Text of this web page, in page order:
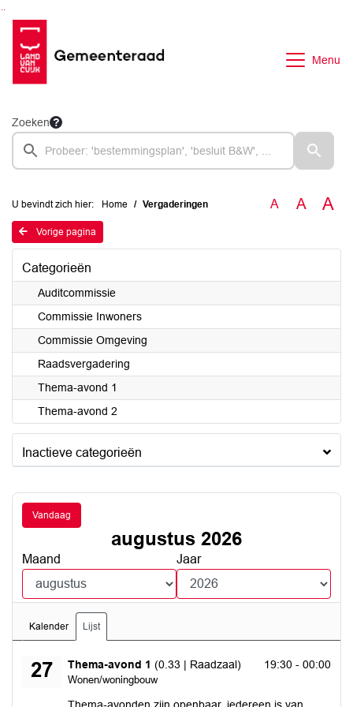
Menu
Zoeken
U bevindt zich hier: Home Vergaderingen A A A
Vorige pagina
Categorieën
Auditcommissie
Commissie Inwoners
Commissie Omgeving
Raadsvergadering
Thema-avond 1
Thema-avond 2
Inactieve categorieën
Vandaag
augustus 2026
Maand Jaar
Kalender Lijst
27 Thema-avond 1 (0.33 | Raadzaal)
Wonen/woningbouw
donderdag 27 augustus 2026 19:30 - 00:00